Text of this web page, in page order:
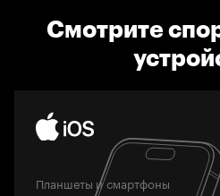
Смотрите
Планшеты и смартфоны